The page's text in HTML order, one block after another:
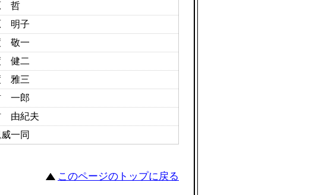
哲
明子
敬一
健二
雅三
一郎
由紀夫
一同
このページのトップに戻る